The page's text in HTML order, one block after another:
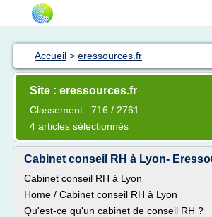
Accueil > eressources.fr
Site : eressources.fr
Classement : 716 / 2761
4 articles sélectionnés
Cabinet conseil RH à Lyon-
Cabinet conseil RH à Lyon
Home / Cabinet conseil RH à Lyon
Qu'est-ce qu'un cabinet de conseil RH ?